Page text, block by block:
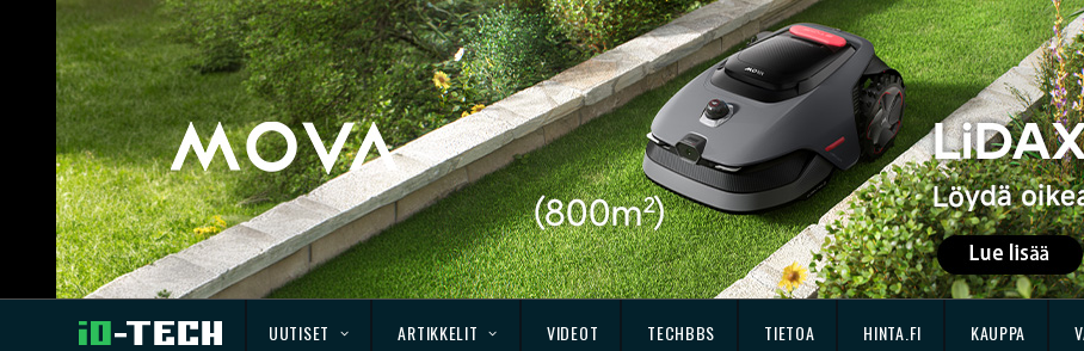
UUTISET ARTIKKELIT VIDEOT TECHBBS TIETOA HINTA.FI KAUPPA